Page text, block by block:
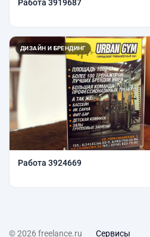
Работа 3919687
ДИЗАЙН И БРЕНДИНГ
Работа 3924669
© 2026 freelance.ru Сервисы